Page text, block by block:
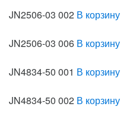
JN2506-03 002 В корзину
JN2506-03 006 В корзину
JN4834-50 001 В корзину
JN4834-50 002 В корзину